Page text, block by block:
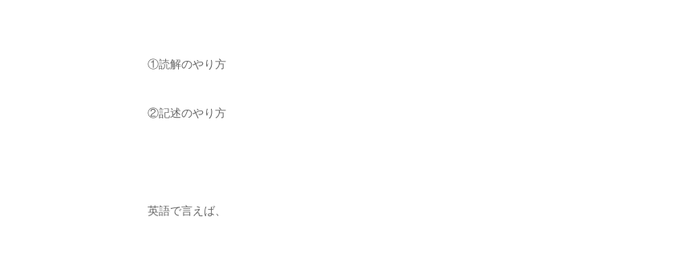
①読解のやり方
②記述のやり方
英語で言えば、